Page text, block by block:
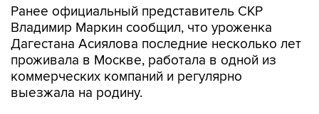
Ранее официальный представитель СКР
Владимир Маркин сообщил, что уроженка
Дагестана Асиялова последние несколько лет
проживала в Москве, работала в одной из
коммерческих компаний и регулярно
выезжала на родину.